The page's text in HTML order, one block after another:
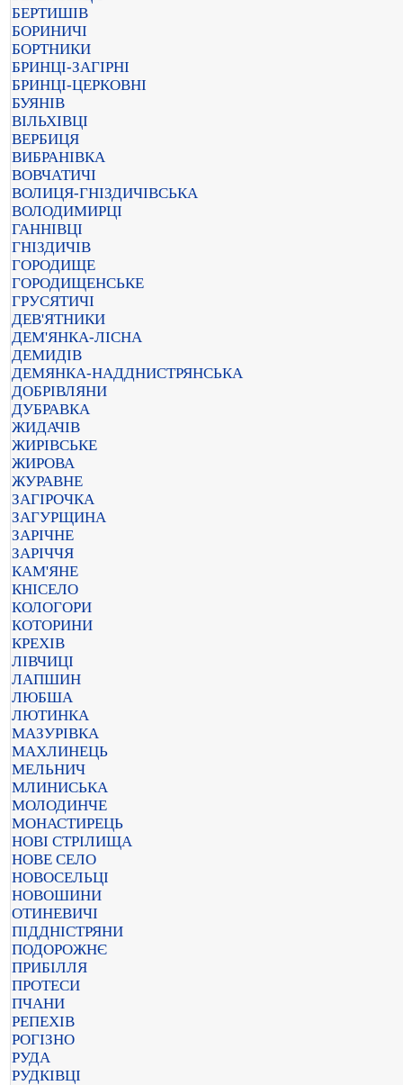
БЕРТИШІВ
БОРИНИЧІ
БОРТНИКИ
БРИНЦІ-ЗАГІРНІ
БРИНЦІ-ЦЕРКОВНІ
БУЯНІВ
ВІЛЬХІВЦІ
ВЕРБИЦЯ
ВИБРАНІВКА
ВОВЧАТИЧІ
ВОЛИЦЯ-ГНІЗДИЧІВСЬКА
ВОЛОДИМИРЦІ
ГАННІВЦІ
ГНІЗДИЧІВ
ГОРОДИЩЕ
ГОРОДИЩЕНСЬКЕ
ГРУСЯТИЧІ
ДЕВ'ЯТНИКИ
ДЕМ'ЯНКА-ЛІСНА
ДЕМИДІВ
ДЕМЯНКА-НАДДНИСТРЯНСЬКА
ДОБРІВЛЯНИ
ДУБРАВКА
ЖИДАЧІВ
ЖИРІВСЬКЕ
ЖИРОВА
ЖУРАВНЕ
ЗАГІРОЧКА
ЗАГУРЩИНА
ЗАРІЧНЕ
ЗАРІЧЧЯ
КАМ'ЯНЕ
КНІСЕЛО
КОЛОГОРИ
КОТОРИНИ
КРЕХІВ
ЛІВЧИЦІ
ЛАПШИН
ЛЮБША
ЛЮТИНКА
МАЗУРІВКА
МАХЛИНЕЦЬ
МЕЛЬНИЧ
МЛИНИСЬКА
МОЛОДИНЧЕ
МОНАСТИРЕЦЬ
НОВІ СТРІЛИЩА
НОВЕ СЕЛО
НОВОСЕЛЬЦІ
НОВОШИНИ
ОТИНЕВИЧІ
ПІДДНІСТРЯНИ
ПОДОРОЖНЄ
ПРИБІЛЛЯ
ПРОТЕСИ
ПЧАНИ
РЕПЕХІВ
РОГІЗНО
РУДА
РУДКІВЦІ